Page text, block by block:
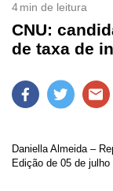
4min de leitura
CNU:
de taxa de
Daniella Almeida –
Edição de 05 de julho